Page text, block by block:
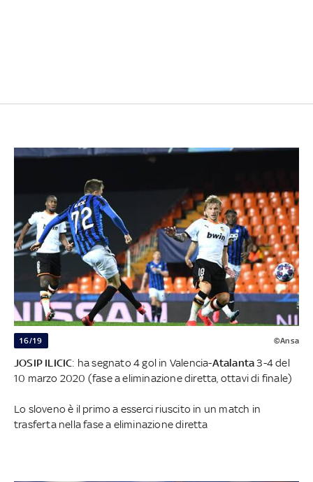
16/19 ©Ansa
JOSIP ILICIC: ha segnato 4 gol in Valencia-Atalanta3-4 del
10 marzo 2020 (fase a eliminazione diretta, ottavi di finale)
Lo sloveno è il primo a esserci riuscito in un match in
trasferta nella fase a eliminazione diretta